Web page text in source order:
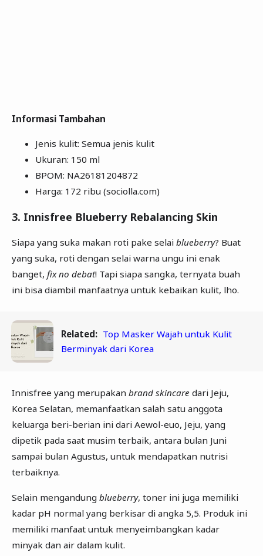
Informasi Tambahan
Jenis kulit: Semua jenis kulit
Ukuran: 150 ml
BPOM: NA26181204872
Harga: 172 ribu (sociolla.com)
3. Innisfree Blueberry Rebalancing Skin
Siapa yang suka makan roti pake selai blueberry? Buat
yang suka, roti dengan selai warna ungu ini enak
banget, fix no debat! Tapi siapa sangka, ternyata buah
ini bisa diambil manfaatnya untuk kebaikan kulit, lho.
Related: Top Masker Wajah untuk Kulit
Berminyak dari Korea
Innisfree yang merupakan brand skincare dari Jeju,
Korea Selatan, memanfaatkan salah satu anggota
keluarga beri-berian ini dari Aewol-euo, Jeju, yang
dipetik pada saat musim terbaik, antara bulan Juni
sampai bulan Agustus, untuk mendapatkan nutrisi
terbaiknya.
Selain mengandung blueberry, toner ini juga memiliki
kadar pH normal yang berkisar di angka 5,5. Produk ini
memiliki manfaat untuk menyeimbangkan kadar
minyak dan air dalam kulit.